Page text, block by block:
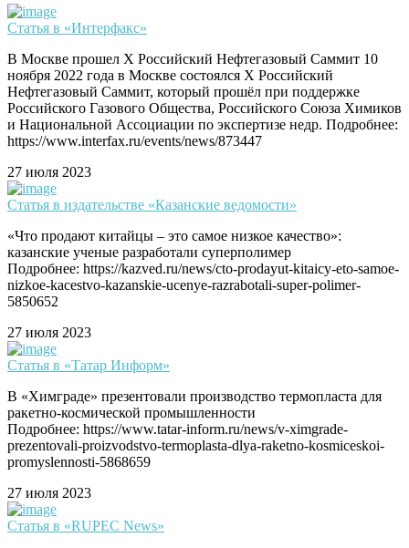
Статья в «Интерфакс»
В Москве прошел X Российский Нефтегазовый Саммит 10
ноября 2022 года в Москве состоялся X Российский
Нефтегазовый Саммит, который прошёл при поддержке
Российского Газового Общества, Российского Союза Химиков
и Национальной Ассоциации по экспертизе недр. Подробнее:
https://www.interfax.ru/events/news/873447
27 июля 2023
Статья в издательстве «Казанские ведомости»
«Что продают китайцы – это самое низкое качество»:
казанские ученые разработали суперполимер
Подробнее: https://kazved.ru/news/cto-prodayut-kitaicy-eto-samoe-
nizkoe-kacestvo-kazanskie-ucenye-razrabotali-super-polimer-
5850652
27 июля 2023
Статья в «Татар Информ»
В «Химграде» презентовали производство термопласта для
ракетно-космической промышленности
Подробнее: https://www.tatar-inform.ru/news/v-ximgrade-
prezentovali-proizvodstvo-termoplasta-dlya-raketno-kosmiceskoi-
promyslennosti-5868659
27 июля 2023
Статья в «RUPEC News»